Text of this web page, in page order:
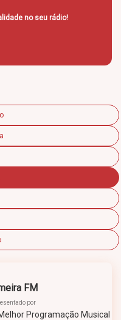
no seu rádio!
FM
por
Programação Musical